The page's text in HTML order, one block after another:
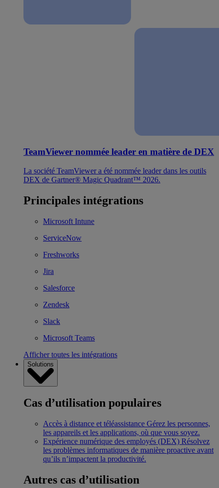
TeamViewer nommée leader en matière de DEX
La société TeamViewer a été nommée leader dans les outils
DEX de Gartner® Magic Quadrant™ 2026.
Principales intégrations
Microsoft Intune
ServiceNow
Freshworks
Jira
Salesforce
Zendesk
Slack
Microsoft Teams
Afficher toutes les intégrations
Solutions
Cas d’utilisation populaires
Accès à distance et téléassistance Gérez les personnes,
les appareils et les applications, où que vous soyez.
Expérience numérique des employés (DEX) Résolvez
les problèmes informatiques de manière proactive avant
qu’ils n’impactent la productivité.
Autres cas d’utilisation